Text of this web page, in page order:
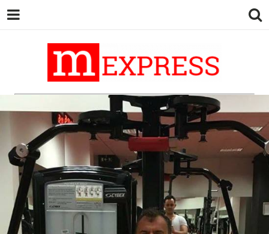
M EXPRESS
Сител